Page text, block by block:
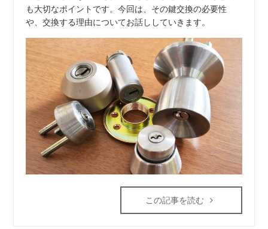
も大切なポイントです。今回は、その鍵交換の必要性
や、交換する理由についてお話ししていきます。
この記事を読む